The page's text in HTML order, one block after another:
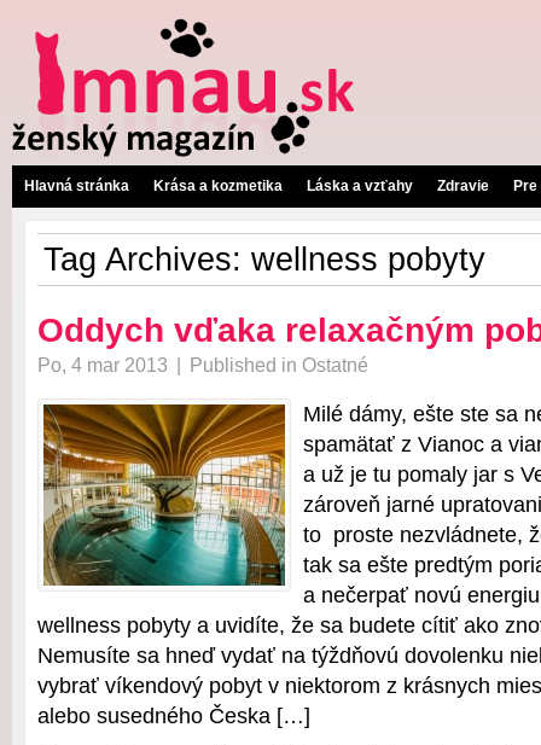
Hlavná stránka Krása a kozmetika Láska a vzťahy Zdravie
Tag Archives: wellness pobyty
Oddych vďaka relaxačným
Po, 4 mar 2013 | Published in Ostatné
Milé dámy, ešte ste sa
spamätať z Vianoc a
a už je tu pomaly jar s
zároveň jarné
to proste nezvládnete,
tak sa ešte predtým
a nečerpať novú
wellness pobyty a uvidíte, že sa budete cítiť ako
Nemusíte sa hneď vydať na týždňovú dovolenku
vybrať víkendový pobyt v niektorom z krásnych
alebo susedného Česka […]